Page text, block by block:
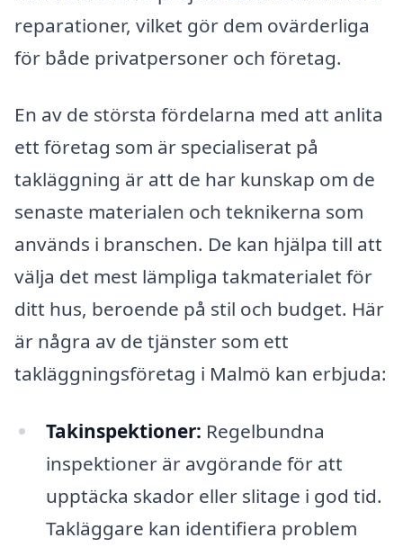
reparationer, vilket gör dem ovärderliga
för både privatpersoner och företag.
En av de största fördelarna med att anlita
ett företag som är specialiserat på
takläggning är att de har kunskap om de
senaste materialen och teknikerna som
används i branschen. De kan hjälpa till att
välja det mest lämpliga takmaterialet för
ditt hus, beroende på stil och budget. Här
är några av de tjänster som ett
takläggningsföretag i Malmö kan erbjuda:
Takinspektioner: Regelbundna
inspektioner är avgörande för att
upptäcka skador eller slitage i god tid.
Takläggare kan identifiera problem